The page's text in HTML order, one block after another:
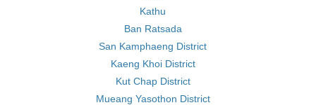
Kathu
Ban Ratsada
San Kamphaeng District
Kaeng Khoi District
Kut Chap District
Mueang Yasothon District